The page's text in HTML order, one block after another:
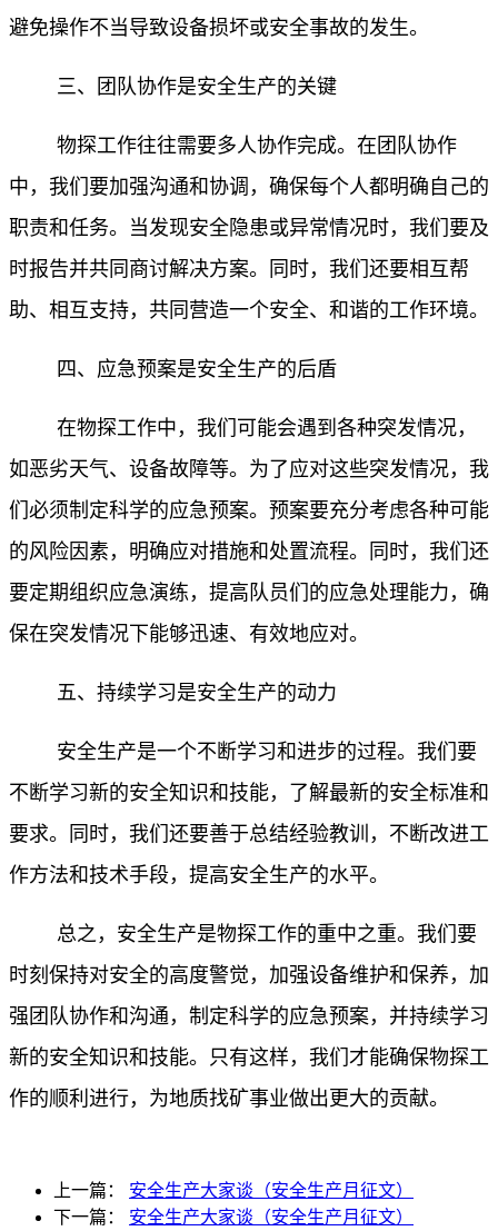
避免操作不当导致设备损坏或安全事故的发生。
三、团队协作是安全生产的关键
物探工作往往需要多人协作完成。在团队协作
中，我们要加强沟通和协调，确保每个人都明确自己的
职责和任务。当发现安全隐患或异常情况时，我们要及
时报告并共同商讨解决方案。同时，我们还要相互帮
助、相互支持，共同营造一个安全、和谐的工作环境。
四、应急预案是安全生产的后盾
在物探工作中，我们可能会遇到各种突发情况，
如恶劣天气、设备故障等。为了应对这些突发情况，我
们必须制定科学的应急预案。预案要充分考虑各种可能
的风险因素，明确应对措施和处置流程。同时，我们还
要定期组织应急演练，提高队员们的应急处理能力，确
保在突发情况下能够迅速、有效地应对。
五、持续学习是安全生产的动力
安全生产是一个不断学习和进步的过程。我们要
不断学习新的安全知识和技能，了解最新的安全标准和
要求。同时，我们还要善于总结经验教训，不断改进工
作方法和技术手段，提高安全生产的水平。
总之，安全生产是物探工作的重中之重。我们要
时刻保持对安全的高度警觉，加强设备维护和保养，加
强团队协作和沟通，制定科学的应急预案，并持续学习
新的安全知识和技能。只有这样，我们才能确保物探工
作的顺利进行，为地质找矿事业做出更大的贡献。
上一篇：
安全生产大家谈（安全生产月征文）
下一篇：
安全生产大家谈（安全生产月征文）